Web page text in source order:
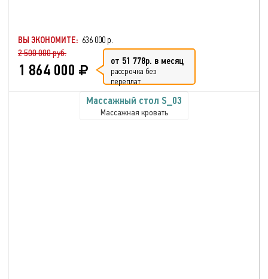
ВЫ ЭКОНОМИТЕ: 636 000 р.
2 500 000 руб.
1 864 000 от 51 778р. в месяц
рассрочка без
переплат
Массажный стол S_03
Массажная кровать